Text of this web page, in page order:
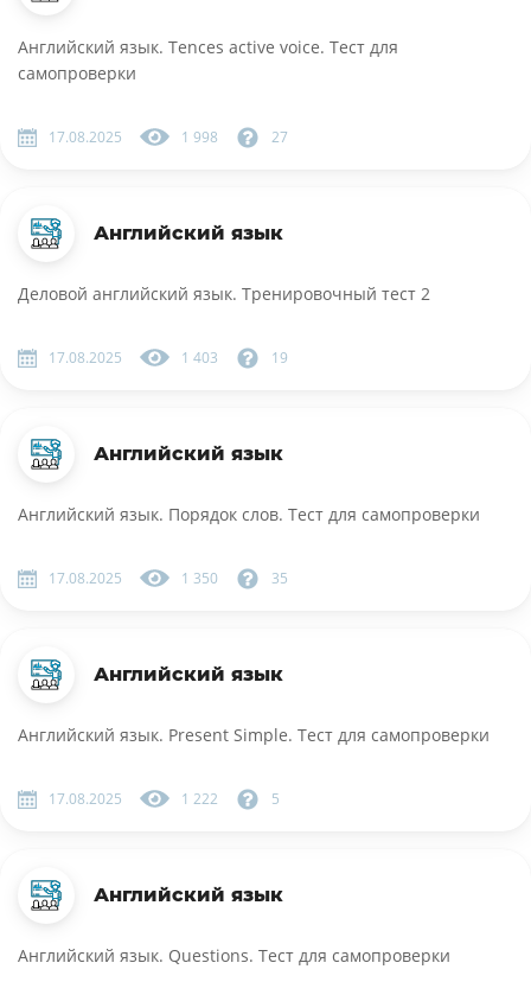
Английский язык. Tences active voice. Тест для
самопроверки
17.08.2025 1 998 27
Английский язык
Деловой английский язык. Тренировочный тест 2
17.08.2025 1 403 19
Английский язык
Английский язык. Порядок слов. Тест для самопроверки
17.08.2025 1 350 35
Английский язык
Английский язык. Present Simple. Тест для самопроверки
17.08.2025 1 222 5
Английский язык
Английский язык. Questions. Тест для самопроверки